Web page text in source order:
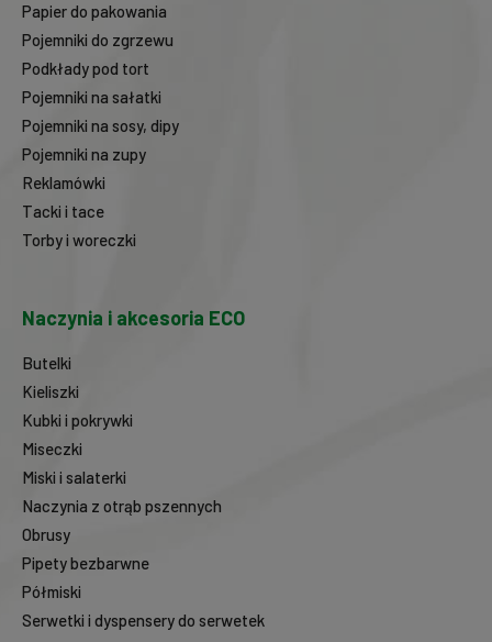
Papier do pakowania
Pojemniki do zgrzewu
Podkłady pod tort
Pojemniki na sałatki
Pojemniki na sosy, dipy
Pojemniki na zupy
Reklamówki
Tacki i tace
Torby i woreczki
Naczynia i akcesoria ECO
Butelki
Kieliszki
Kubki i pokrywki
Miseczki
Miski i salaterki
Naczynia z otrąb pszennych
Obrusy
Pipety bezbarwne
Półmiski
Serwetki i dyspensery do serwetek